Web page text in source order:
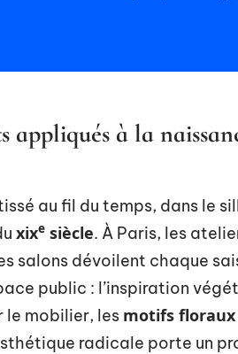
à la
au fil du temps, dans le
xixe siècle. À Paris, les
salons dévoilent chaque
public : l’inspiration
le mobilier, les motifs floraux
radicale porte un